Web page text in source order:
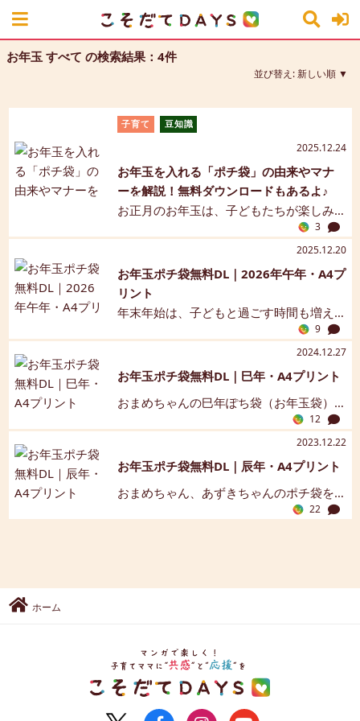
お年玉 すべて の検索結果：4件
並び替え:新しい順
お年玉を入れる「ポチ袋」の由来やマナ
ーを解説！無料ダウンロードもあるよ♪
お正月のお年玉は、子どもたちが楽しみ
にしていることの1つ。お年玉をスムーズ
に渡せるよう、「ポチ袋（お年玉袋）」
は早めに用意しておきたいですね。今回
は、お正月に欠かせないポチ袋の由来
や、渡す際のマナーなどについて解説し
ます。お年玉を入れるポチ袋の無料ダウ
ンロードもあるので、ぜひ参考にしてく
子育て 豆知識
2025.12.24
3
お年玉ポチ袋無料DL｜2026年午年・A4プ
リント
年末年始は、子どもと過ごす時間も増え
て楽しいけれど…「ポチ袋を買い忘れ
た！」と慌てた経験はありませんか？ せ
っかくのお年玉、かわいい袋で渡したい
けれど、忙しいママ・パパには買いに行
く時間がないことも。 そんなときに便利
なのが、無料でダウンロードできるポチ
袋テンプレートです！ [[画像:10]] 【おま
めちゃんポチ袋の特徴】 ・子どもが喜ぶ
かわいいキャラクターデザイン♪ ・2026
年午年（うまどし）にぴったりの縁起モ
チーフ（干支・だるま・招き猫）も選べ
り取り線に沿ってカット、折ってのり付
けすれば完成！ かわいいポチ袋でお年玉
を渡せば、子どもの笑顔も倍増！ おまめ
ちゃんデザインのポチ袋を無料でダウン
2025.12.20
9
お年玉ポチ袋無料DL｜巳年・A4プリント
おまめちゃんの巳年ぽち袋（お年玉袋）
オリジナル無料テンプレート。お好きな
素材を「ダウンロードする」からGET！印
刷して使ってね♪
2024.12.27
12
お年玉ポチ袋無料DL｜辰年・A4プリント
おまめちゃん、あずきちゃんのポチ袋を
無料でダウンロードして、印刷できま
ードなどを入れたり、いろんな使い方で
2023.12.22
22
ホーム